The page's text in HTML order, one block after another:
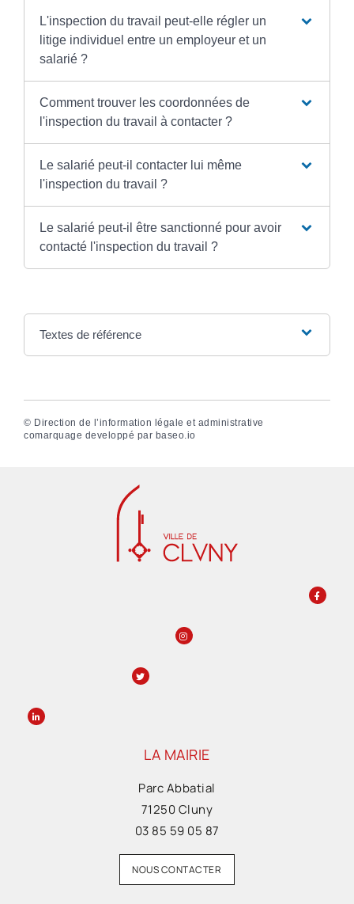
L'inspection du travail peut-elle régler un
litige individuel entre un employeur et un
salarié ?
Comment trouver les coordonnées de
l'inspection du travail à contacter ?
Le salarié peut-il contacter lui même
l'inspection du travail ?
Le salarié peut-il être sanctionné pour avoir
contacté l'inspection du travail ?
Textes de référence
© Direction de l’information légale et administrative
comarquage developpé par baseo.io
LA MAIRIE
Parc Abbatial
71250 Cluny
03 85 59 05 87
NOUS CONTACTER